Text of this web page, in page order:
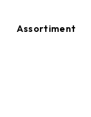
Assortiment